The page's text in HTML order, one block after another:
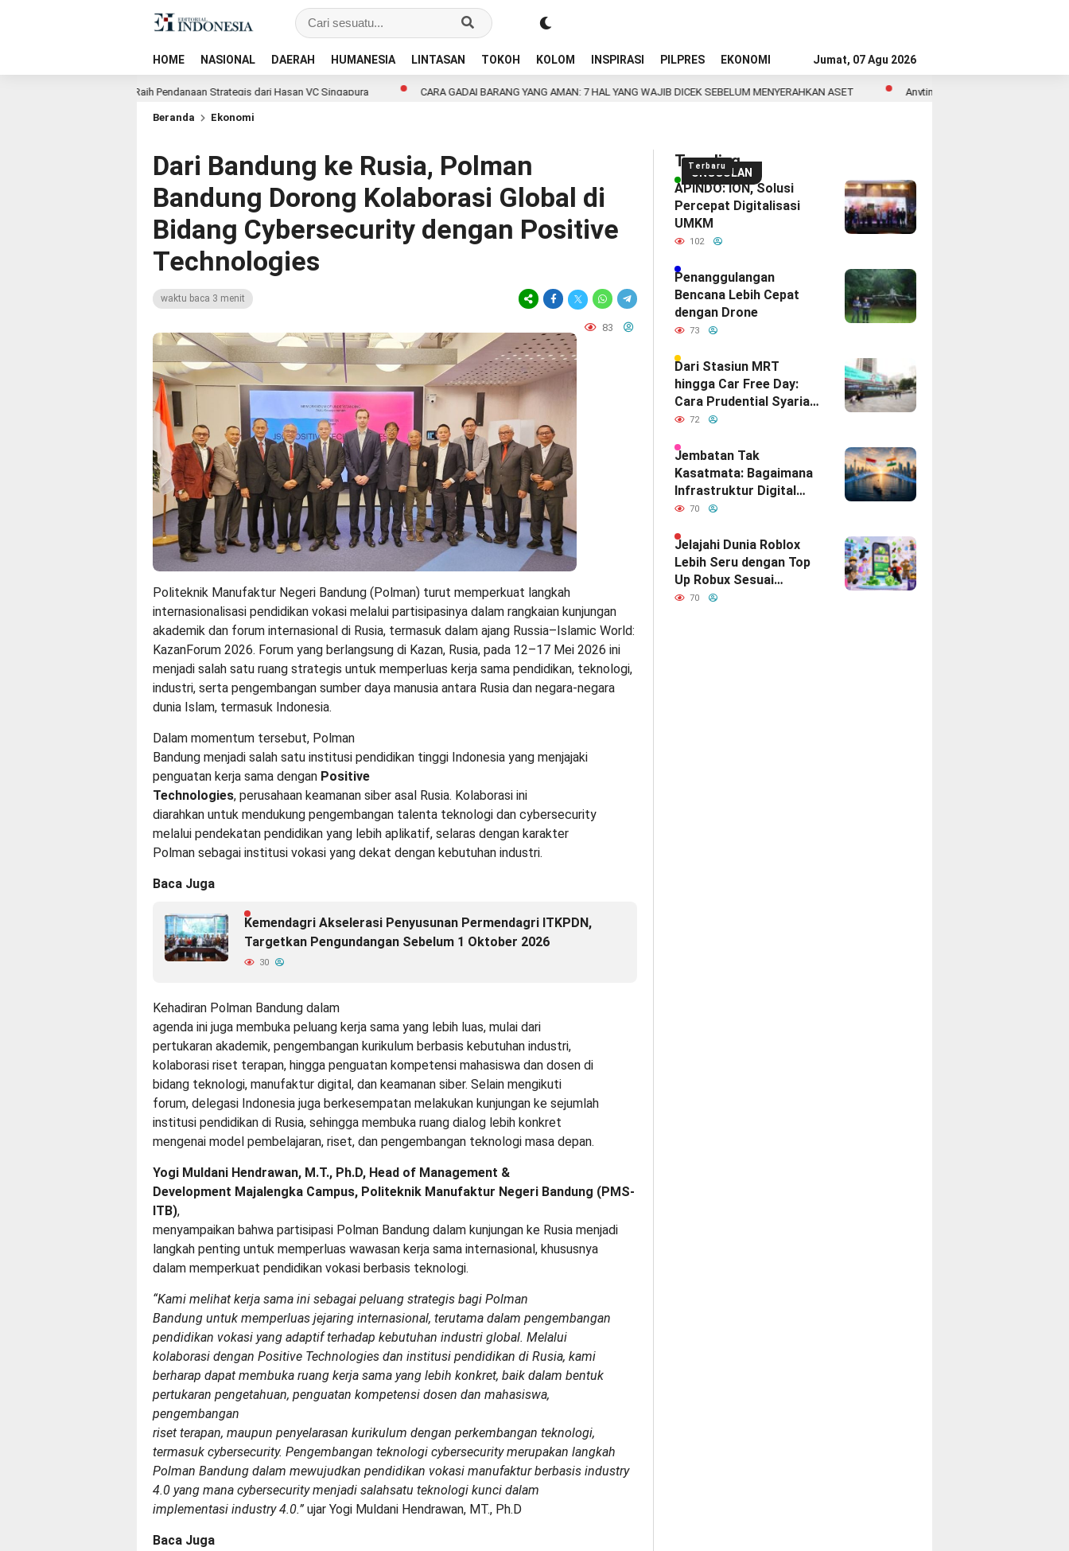
HOME NASIONAL DAERAH HUMANESIA LINTASAN TOKOH KOLOM INSPIRASI PILPRES EKONOMI Jumat, 07 Agu 2026
Anak, Raih Pendanaan Strategis dari Hasan VC Singapura CARA GADAI BARANG YANG AMAN: 7 HAL YANG WAJIB DICEK SEBELUM MENYERAHKAN ASET Anytime Fitness Asia Resmikan Klub ke-600 di
Beranda Ekonomi
Dari Bandung ke Rusia, Polman
Bandung Dorong Kolaborasi Global di
Bidang Cybersecurity dengan Positive
Technologies
waktu baca 3 menit
83
Politeknik Manufaktur Negeri Bandung (Polman) turut memperkuat langkah
internasionalisasi pendidikan vokasi melalui partisipasinya dalam rangkaian kunjungan
akademik dan forum internasional di Rusia, termasuk dalam ajang Russia–Islamic World:
KazanForum 2026. Forum yang berlangsung di Kazan, Rusia, pada 12–17 Mei 2026 ini
menjadi salah satu ruang strategis untuk memperluas kerja sama pendidikan, teknologi,
industri, serta pengembangan sumber daya manusia antara Rusia dan negara-negara
dunia Islam, termasuk Indonesia.
Dalam momentum tersebut, Polman
Bandung menjadi salah satu institusi pendidikan tinggi Indonesia yang menjajaki
penguatan kerja sama dengan Positive
Technologies, perusahaan keamanan siber asal Rusia. Kolaborasi ini
diarahkan untuk mendukung pengembangan talenta teknologi dan cybersecurity
melalui pendekatan pendidikan yang lebih aplikatif, selaras dengan karakter
Polman sebagai institusi vokasi yang dekat dengan kebutuhan industri.
Baca Juga
Kemendagri Akselerasi Penyusunan Permendagri ITKPDN,
Targetkan Pengundangan Sebelum 1 Oktober 2026
30
Kehadiran Polman Bandung dalam
agenda ini juga membuka peluang kerja sama yang lebih luas, mulai dari
pertukaran akademik, pengembangan kurikulum berbasis kebutuhan industri,
kolaborasi riset terapan, hingga penguatan kompetensi mahasiswa dan dosen di
bidang teknologi, manufaktur digital, dan keamanan siber. Selain mengikuti
forum, delegasi Indonesia juga berkesempatan melakukan kunjungan ke sejumlah
institusi pendidikan di Rusia, sehingga membuka ruang dialog lebih konkret
mengenai model pembelajaran, riset, dan pengembangan teknologi masa depan.
Yogi Muldani Hendrawan, M.T., Ph.D, Head of Management &
Development Majalengka Campus, Politeknik Manufaktur Negeri Bandung (PMS-
ITB),
menyampaikan bahwa partisipasi Polman Bandung dalam kunjungan ke Rusia menjadi
langkah penting untuk memperluas wawasan kerja sama internasional, khususnya
dalam memperkuat pendidikan vokasi berbasis teknologi.
“Kami melihat kerja sama ini sebagai peluang strategis bagi Polman
Bandung untuk memperluas jejaring internasional, terutama dalam pengembangan
pendidikan vokasi yang adaptif terhadap kebutuhan industri global. Melalui
kolaborasi dengan Positive Technologies dan institusi pendidikan di Rusia, kami
berharap dapat membuka ruang kerja sama yang lebih konkret, baik dalam bentuk
pertukaran pengetahuan, penguatan kompetensi dosen dan mahasiswa,
pengembangan
riset terapan, maupun penyelarasan kurikulum dengan perkembangan teknologi,
termasuk cybersecurity. Pengembangan teknologi cybersecurity merupakan langkah
Polman Bandung dalam mewujudkan pendidikan vokasi manufaktur berbasis industry
4.0 yang mana cybersecurity menjadi salahsatu teknologi kunci dalam
implementasi industry 4.0.” ujar Yogi Muldani Hendrawan, MT., Ph.D
Baca Juga
UNGGULAN
Terbaru
Trending
APINDO: ION, Solusi
Percepat Digitalisasi
UMKM
102
Penanggulangan
Bencana Lebih Cepat
dengan Drone
73
Dari Stasiun MRT
hingga Car Free Day:
Cara Prudential Syariah
Merayakan yang Nomor
Indonesia
72
Jembatan Tak
Kasatmata: Bagaimana
Infrastruktur Digital
Diam-Diam
Hubungan Indonesia–
India
70
Jelajahi Dunia Roblox
Lebih Seru dengan Top
Up Robux Sesuai
Kebutuhan
70